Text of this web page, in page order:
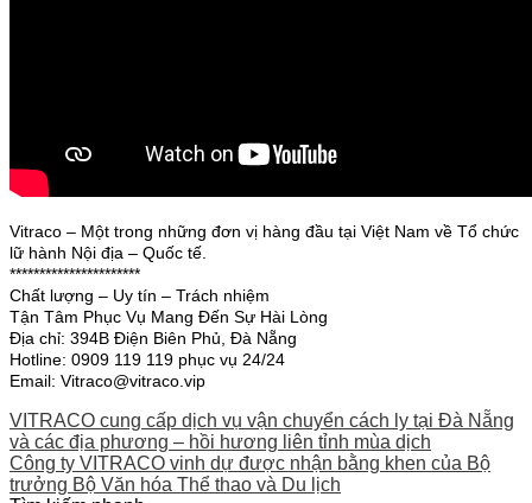
Vitraco – Một trong những đơn vị hàng đầu tại Việt Nam về Tổ chức
lữ hành Nội địa – Quốc tế.
**********************
Chất lượng – Uy tín – Trách nhiệm
Tận Tâm Phục Vụ Mang Đến Sự Hài Lòng
Địa chỉ: 394B Điện Biên Phủ, Đà Nẵng
Hotline: 0909 119 119 phục vụ 24/24
Email: Vitraco@vitraco.vip
VITRACO cung cấp dịch vụ vận chuyển cách ly tại Đà Nẵng
và các địa phương – hồi hương liên tỉnh mùa dịch
Công ty VITRACO vinh dự được nhận bằng khen của Bộ
trưởng Bộ Văn hóa Thể thao và Du lịch